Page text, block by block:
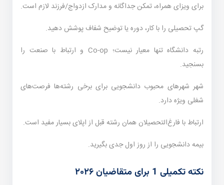
برای ویزای همراه، تمکن جداگانه و مدارک ازدواج/فرزند لازم است.
گپ تحصیلی را با کار، دوره یا توضیح شفاف پوشش دهید.
رتبه دانشگاه تنها معیار نیست؛ Co-op و ارتباط با صنعت را
بسنجید.
شهر شهرهای محبوب دانشجویی برای برخی رشته‌ها فرصت‌های
شغلی ویژه دارد.
ارتباط با فارغ‌التحصیلان همان رشته قبل از اپلای بسیار مفید است.
بیمه دانشجویی را از روز اول جدی بگیرید.
نکته تکمیلی 1 برای متقاضیان ۲۰۲۶